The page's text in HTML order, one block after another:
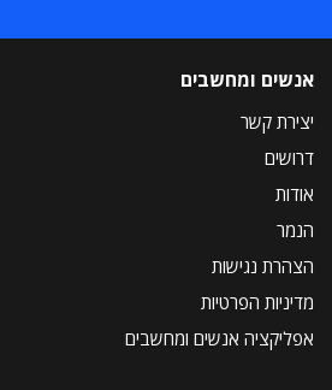
אנשים ומחשבים
יצירת קשר
דרושים
אודות
הנמר
הצהרת נגישות
מדיניות הפרטיות
אפליקציה אנשים ומחשבים